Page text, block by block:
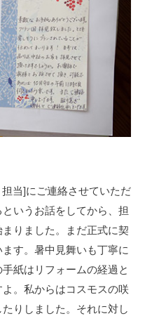
当]にご連絡させていただ
いうお話をしてから、担
りました。まだ正式に契
す。暑中見舞いも丁寧に
紙はリフォームの経過と
。私からはコスモスの咲
りしました。それに対し